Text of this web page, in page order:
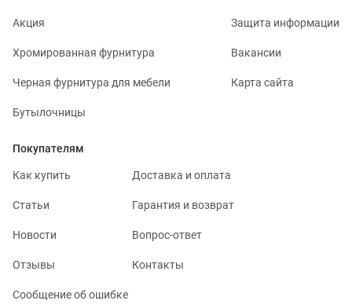
Акция
Хромированная фурнитура
Черная фурнитура для мебели
Бутылочницы
Защита информации
Вакансии
Карта сайта
Покупателям
Как купить Доставка и оплата
Статьи Гарантия и возврат
Новости Вопрос-ответ
Отзывы Контакты
Сообщение об ошибке